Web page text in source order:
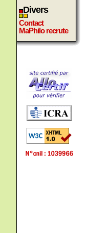
Divers
Contact
MaPhilo recrute